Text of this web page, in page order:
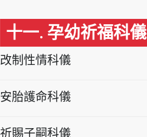
十一. 孕幼祈福科儀
改制性情科儀
安胎護命科儀
祈賜子嗣科儀